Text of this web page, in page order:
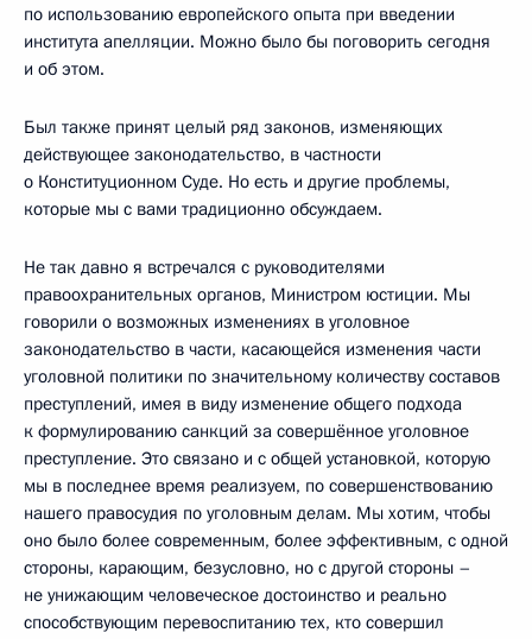
по использованию европейского опыта при введении
института апелляции. Можно было бы поговорить сегодня
и об этом.
Был также принят целый ряд законов, изменяющих
действующее законодательство, в частности
о Конституционном Суде. Но есть и другие проблемы,
которые мы с вами традиционно обсуждаем.
Не так давно я встречался с руководителями
правоохранительных органов, Министром юстиции. Мы
говорили о возможных изменениях в уголовное
законодательство в части, касающейся изменения части
уголовной политики по значительному количеству составов
преступлений, имея в виду изменение общего подхода
к формулированию санкций за совершённое уголовное
преступление. Это связано и с общей установкой, которую
мы в последнее время реализуем, по совершенствованию
нашего правосудия по уголовным делам. Мы хотим, чтобы
оно было более современным, более эффективным, с одной
стороны, карающим, безусловно, но с другой стороны –
не унижающим человеческое достоинство и реально
способствующим перевоспитанию тех, кто совершил